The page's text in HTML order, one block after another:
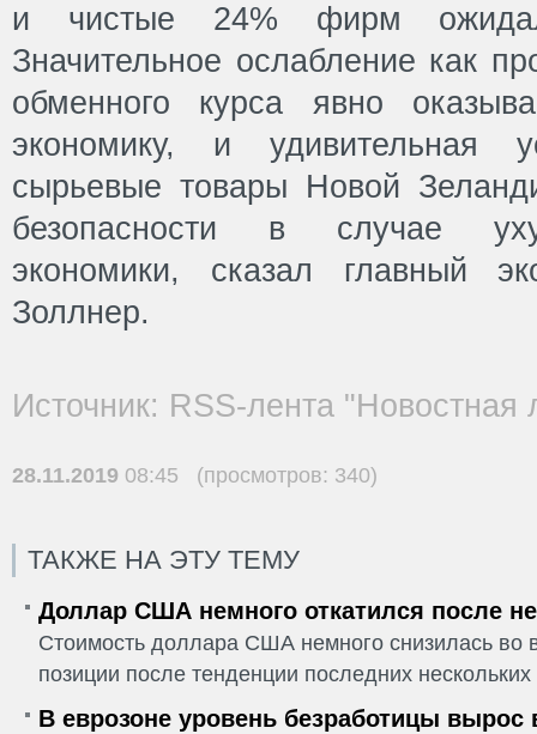
и чистые 24% фирм
Значительное ослабление как
обменного курса явно
экономику, и удивительная
сырьевые товары Новой
безопасности в случае
экономики, сказал главный
Золлнер.
Источник: RSS-лента "Новостная
28.11.2019 08:45 (просмотров: 340)
ТАКЖЕ НА ЭТУ ТЕМУ
Доллар США немного откатился после
Стоимость доллара США немного снизилась во
позиции после тенденции последних
В еврозоне уровень безработицы вырос